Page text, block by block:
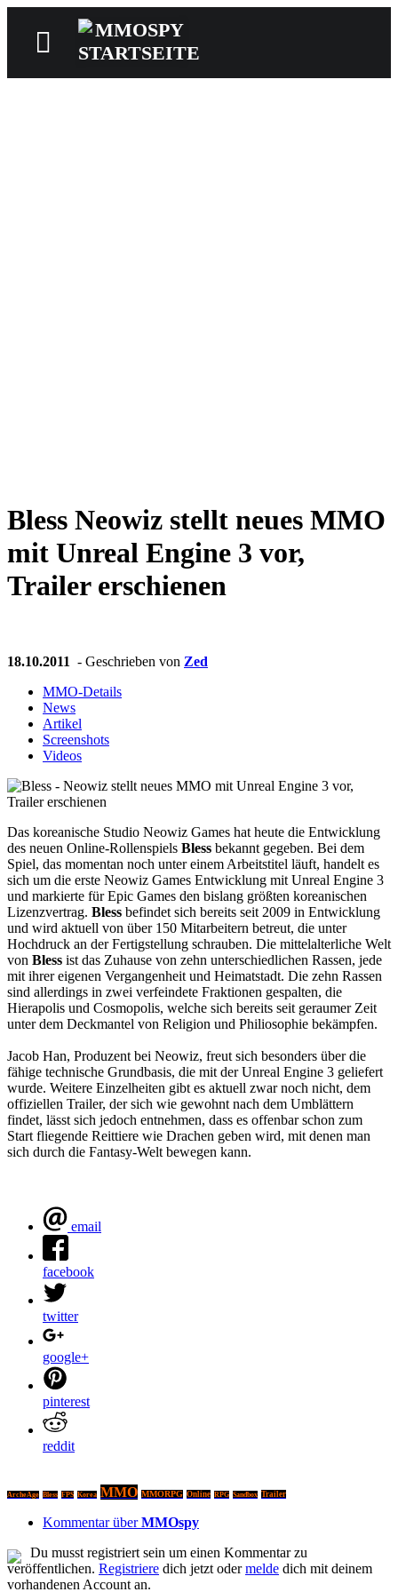
Follow us
Bless Neowiz stellt neues MMO
mit Unreal Engine 3 vor,
Trailer erschienen
18.10.2011 - Geschrieben von Zed
MMO-Details
News
Artikel
Screenshots
Videos
Das koreanische Studio Neowiz Games hat heute die Entwicklung
des neuen Online-Rollenspiels Bless bekannt gegeben. Bei dem
Spiel, das momentan noch unter einem Arbeitstitel läuft, handelt es
sich um die erste Neowiz Games Entwicklung mit Unreal Engine 3
und markierte für Epic Games den bislang größten koreanischen
Lizenzvertrag. Bless befindet sich bereits seit 2009 in Entwicklung
und wird aktuell von über 150 Mitarbeitern betreut, die unter
Hochdruck an der Fertigstellung schrauben. Die mittelalterliche Welt
von Bless ist das Zuhause von zehn unterschiedlichen Rassen, jede
mit ihrer eigenen Vergangenheit und Heimatstadt. Die zehn Rassen
sind allerdings in zwei verfeindete Fraktionen gespalten, die
Hierapolis und Cosmopolis, welche sich bereits seit geraumer Zeit
unter dem Deckmantel von Religion und Philiosophie bekämpfen.
Jacob Han, Produzent bei Neowiz, freut sich besonders über die
fähige technische Grundbasis, die mit der Unreal Engine 3 geliefert
wurde. Weitere Einzelheiten gibt es aktuell zwar noch nicht, dem
offiziellen Trailer, der sich wie gewohnt nach dem Umblättern
findet, lässt sich jedoch entnehmen, dass es offenbar schon zum
Start fliegende Reittiere wie Drachen geben wird, mit denen man
sich durch die Fantasy-Welt bewegen kann.
email
facebook
twitter
google+
pinterest
reddit
ArcheAge Bless FPS Korea MMO MMORPG Online RPG Sandbox Trailer
Kommentar überMMOspy
Du musst registriert sein um einen Kommentar zu
veröffentlichen. Registriere dich jetzt odermelde dich mit deinem
vorhandenen Account an.